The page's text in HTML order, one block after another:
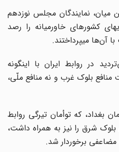
نمایندگان مجلس نوزدهم
کشورهای خاورمیانه را رصد
آن‌ها می­پرداختند.
در روابط ایران با این­گونه
بلوک غرب و نه منافع ملّی،
بغداد، که توأمان تیرگی روابط
شرق را نیز به همراه داشت،
برخوردار شد.